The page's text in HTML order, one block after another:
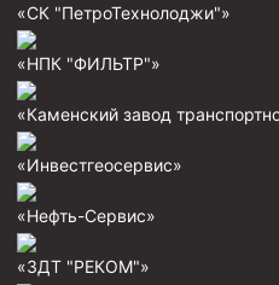
Муфта ОТТМ 245
Муфта ОТТМ 324
Муфта ОТТМ 114
Муфта ОТТГ 168
«СК "ПетроТехнолоджи"»
«НПК "ФИЛЬТР"»
«Каменский завод
«Инвестгеосервис»
«Нефть-Сервис»
«ЗДТ "РЕКОМ"»